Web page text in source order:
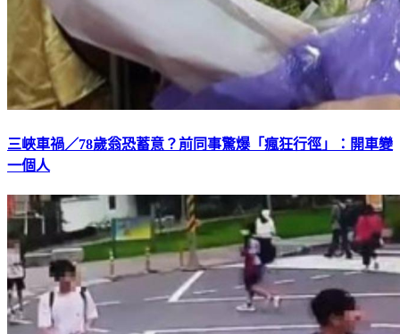
三峽車禍／78歲翁恐蓄意？前同事驚爆「瘋狂行徑」：開車變
一個人